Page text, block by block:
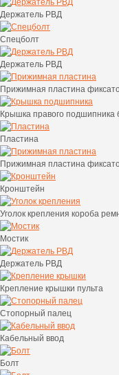
Держатель РВД
Спецболт
Держатель РВД
Прижимная пластина
Крышка правого подшипника
Пластина
Прижимная пластина
Кронштейн
Уголок крепления короба
Мостик
Держатель РВД
Крепление крышки пульта
Стопорный палец
Кабельный ввод
Болт